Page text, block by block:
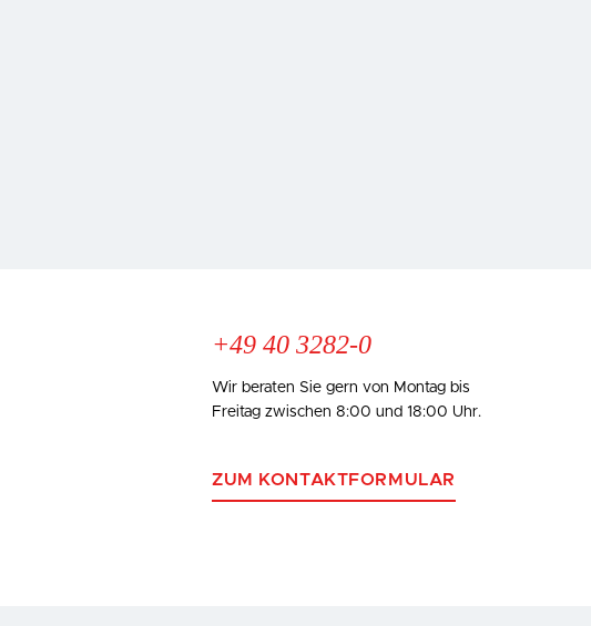
+49 40 3282-0
Wir beraten Sie gern von Montag bis
Freitag zwischen 8:00 und 18:00 Uhr.
ZUM KONTAKTFORMULAR